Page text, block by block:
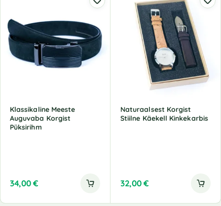
Klassikaline Meeste
Auguvaba Korgist
Püksirihm
34,00€
Naturaalsest Korgist
Stiilne Käekell Kinkekarbis
32,00€